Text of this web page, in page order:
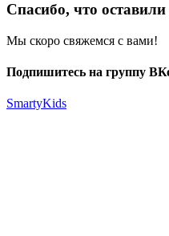
Спасибо, что оставили
Мы скоро свяжемся с вами!
Подпишитесь на группу
SmartyKids